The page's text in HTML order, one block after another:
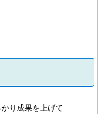
り成果を上げて